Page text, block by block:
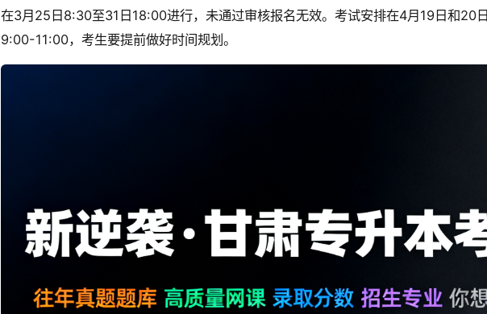
在3月25日8:30至31日18:00进行，未通过审核报名无效。考试安排在4月19日和20
9:00-11:00，考生要提前做好时间规划。